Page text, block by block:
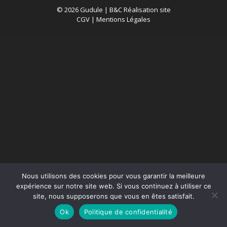
© 2026 Gudule | B&C Réalisation site
CGV | Mentions Légales
Nous utilisons des cookies pour vous garantir la meilleure
expérience sur notre site web. Si vous continuez à utiliser ce
site, nous supposerons que vous en êtes satisfait.
Ok
Politique de confidentialité